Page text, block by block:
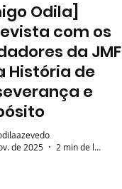
Odila]
com os
da JMF:
História de
e
de 2025
2 min de leitura